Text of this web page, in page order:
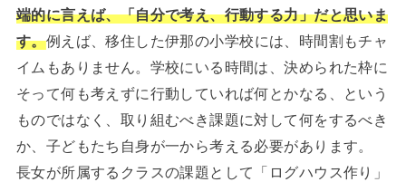
端的に言えば、「自分で考え、行動する力」だと思いま
す。例えば、移住した伊那の小学校には、時間割もチャ
イムもありません。学校にいる時間は、決められた枠に
そって何も考えずに行動していれば何とかなる、という
ものではなく、取り組むべき課題に対して何をするべき
か、子どもたち自身が一から考える必要があります。
長女が所属するクラスの課題として「ログハウス作り」